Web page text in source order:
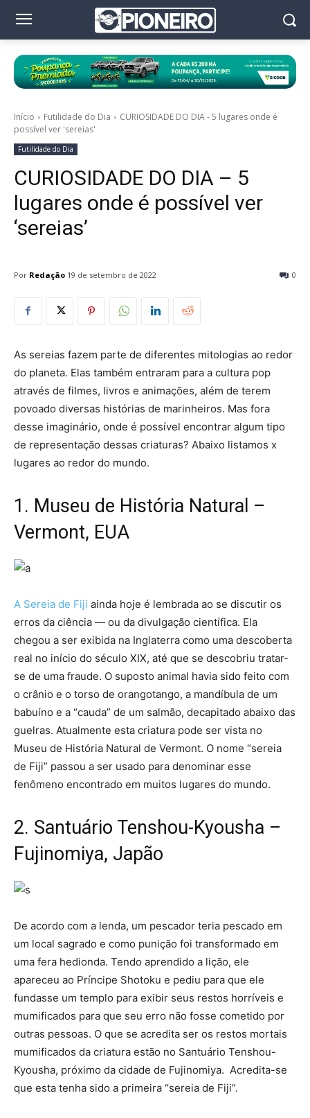
Início Futilidade do Dia
CURIOSIDADE DO DIA - 5 lugares onde é
possível ver 'sereias'
Futilidade do Dia
CURIOSIDADE DO DIA – 5
lugares onde é possível ver
‘sereias’
Por Redação 0
19 de setembro de 2022
As sereias fazem parte de diferentes mitologias ao redor
do planeta. Elas também entraram para a cultura pop
através de filmes, livros e animações, além de terem
povoado diversas histórias de marinheiros. Mas fora
desse imaginário, onde é possível encontrar algum tipo
de representação dessas criaturas? Abaixo listamos x
lugares ao redor do mundo.
1. Museu de História Natural –
Vermont, EUA
A Sereia de Fiji ainda hoje é lembrada ao se discutir os
erros da ciência — ou da divulgação científica. Ela
chegou a ser exibida na Inglaterra como uma descoberta
real no início do século XIX, até que se descobriu tratar-
se de uma fraude. O suposto animal havia sido feito com
o crânio e o torso de orangotango, a mandíbula de um
babuíno e a “cauda” de um salmão, decapitado abaixo das
guelras. Atualmente esta criatura pode ser vista no
Museu de História Natural de Vermont. O nome “sereia
de Fiji” passou a ser usado para denominar esse
fenômeno encontrado em muitos lugares do mundo.
2. Santuário Tenshou-Kyousha –
Fujinomiya, Japão
De acordo com a lenda, um pescador teria pescado em
um local sagrado e como punição foi transformado em
uma fera hedionda. Tendo aprendido a lição, ele
apareceu ao Príncipe Shotoku e pediu para que ele
fundasse um templo para exibir seus restos horríveis e
mumificados para que seu erro não fosse cometido por
outras pessoas. O que se acredita ser os restos mortais
mumificados da criatura estão no Santuário Tenshou-
Kyousha, próximo da cidade de Fujinomiya. Acredita-se
que esta tenha sido a primeira “sereia de Fiji”.